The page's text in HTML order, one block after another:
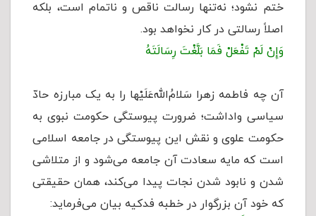
ختم نشود؛ نه‌تنها رسالت ناقص و ناتمام است، بلکه
اصلاً رسالتی در کار نخواهد بود.
وَإِنْ لَمْ تَفْعَلْ فَمَا بَلَّغْتَ رِسَالَتَهُ
آن چه فاطمه زهرا سَلامُ‌الله‌عَلَیْها را به یک مبارزه حادّ
سیاسی واداشت؛ ضرورت پیوستگی حكومت نبوی به
حكومت علوی و نقش این پیوستگی در جامعه اسلامی
است که مایه سعادت آن جامعه می‌شود و از متلاشی
شدن و نابود شدن نجات پیدا می‌کند، همان حقیقتی
که خود آن بزرگوار در خطبه فدكیه بیان می‌فرماید: